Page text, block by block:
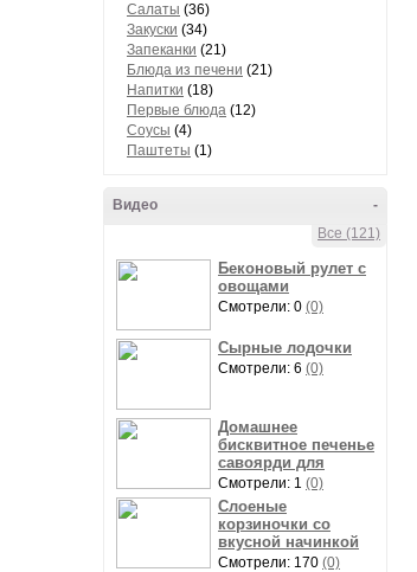
Салаты (36)
Закуски (34)
Запеканки (21)
Блюда из печени (21)
Напитки (18)
Первые блюда (12)
Соусы (4)
Паштеты (1)
-
Видео
Все (121)
Беконовый рулет с
овощами
Смотрели: 0 (0)
Сырные лодочки
Смотрели: 6 (0)
Домашнее
бисквитное печенье
савоярди для
Смотрели: 1 (0)
Слоеные
корзиночки со
вкусной начинкой
Смотрели: 170 (0)